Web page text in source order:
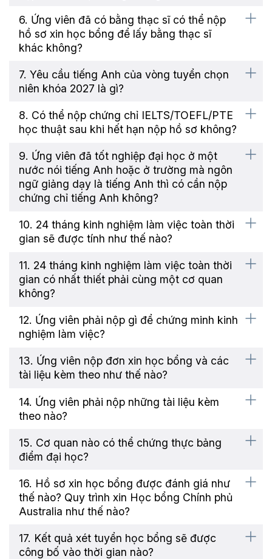
6. Ứng viên đã có bằng thạc sĩ có thể nộp
hồ sơ xin học bổng để lấy bằng thạc sĩ
khác không?
7. Yêu cầu tiếng Anh của vòng tuyển chọn
niên khóa 2027 là gì?
8. Có thể nộp chứng chỉ IELTS/TOEFL/PTE
học thuật sau khi hết hạn nộp hồ sơ không?
9. Ứng viên đã tốt nghiệp đại học ở một
nước nói tiếng Anh hoặc ở trường mà ngôn
ngữ giảng dạy là tiếng Anh thì có cần nộp
chứng chỉ tiếng Anh không?
10. 24 tháng kinh nghiệm làm việc toàn thời
gian sẽ được tính như thế nào?
11. 24 tháng kinh nghiệm làm việc toàn thời
gian có nhất thiết phải cùng một cơ quan
không?
12. Ứng viên phải nộp gì để chứng minh kinh
nghiệm làm việc?
13. Ứng viên nộp đơn xin học bổng và các
tài liệu kèm theo như thế nào?
14. Ứng viên phải nộp những tài liệu kèm
theo nào?
15. Cơ quan nào có thể chứng thực bảng
điểm đại học?
16. Hồ sơ xin học bổng được đánh giá như
thế nào? Quy trình xin Học bổng Chính phủ
Australia như thế nào?
17. Kết quả xét tuyển học bổng sẽ được
công bố vào thời gian nào?